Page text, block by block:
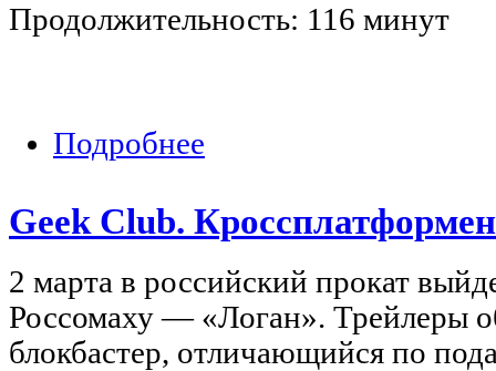
Продолжительность: 116 минут
Подробнее
Geek Club.
2 марта в российский прокат
Россомаху — «Логан». Трейлеры
блокбастер, отличающийся по